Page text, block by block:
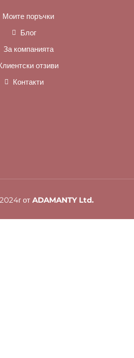
Моите поръчки
Блог
За компанията
отзиви
Контакти
от ADAMANTY Ltd.